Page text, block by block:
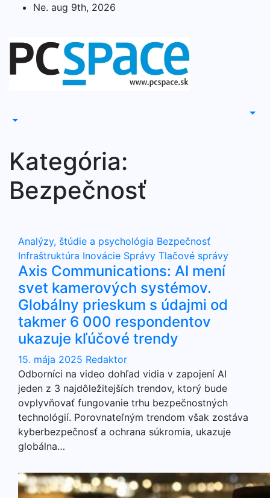
Ne. aug 9th, 2026
Kategória:
Bezpečnosť
Analýzy, štúdie a psychológia Bezpečnosť
Infraštruktúra Inovácie Správy Tlačové správy
Axis Communications: AI mení
svet kamerových systémov.
Globálny prieskum s údajmi od
takmer 6 000 respondentov
ukazuje kľúčové trendy
15. mája 2025 Redaktor
Odborníci na video dohľad vidia v zapojení AI
jeden z 3 najdôležitejších trendov, ktorý bude
ovplyvňovať fungovanie trhu bezpečnostných
technológií. Porovnateľným trendom však zostáva
kyberbezpečnosť a ochrana súkromia, ukazuje
globálna…